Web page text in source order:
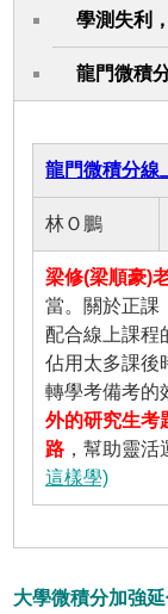
學測失利
龍門微積
龍門微積分線
林Ｏ鵬
梁修(梁順豪)
當。關於正課
配合線上課程
佔用太多課後
轉學考備考的
外的研究生考
路 ，幫助靈
這樣學)
大學微積分加強延